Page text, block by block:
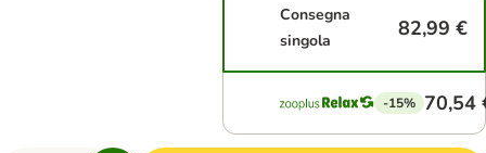
Consegna
singola
82,99 €
-15% 70,54